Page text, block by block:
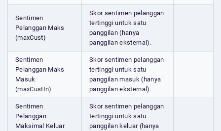
Sentimen
Pelanggan Maks
(maxCust)
Skor sentimen pelanggan
tertinggi untuk satu
panggilan (hanya
panggilan eksternal).
Sentimen
Pelanggan Maks
Masuk
(maxCustIn)
Skor sentimen pelanggan
tertinggi untuk satu
panggilan masuk (hanya
panggilan eksternal).
Sentimen
Pelanggan
Maksimal Keluar
Skor sentimen pelanggan
tertinggi untuk satu
panggilan keluar (hanya